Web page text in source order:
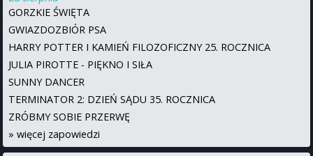
GORZKIE ŚWIĘTA
GWIAZDOZBIÓR PSA
HARRY POTTER I KAMIEŃ FILOZOFICZNY 25. ROCZNICA
JULIA PIROTTE - PIĘKNO I SIŁA
SUNNY DANCER
TERMINATOR 2: DZIEŃ SĄDU 35. ROCZNICA
ZRÓBMY SOBIE PRZERWĘ
» więcej zapowiedzi